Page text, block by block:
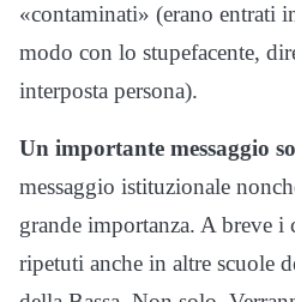
«contaminati» (erano entrati
modo con lo stupefacente,
interposta persona).
Un importante messaggio
messaggio istituzionale
grande importanza. A breve
ripetuti anche in altre scuole